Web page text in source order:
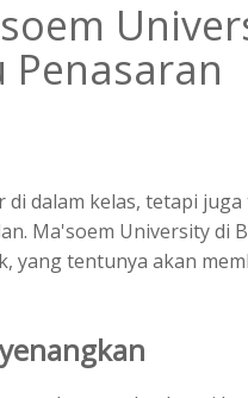
Penasaran
dalam kelas, tetapi
Ma'soem Universitydi
yang tentunya akan